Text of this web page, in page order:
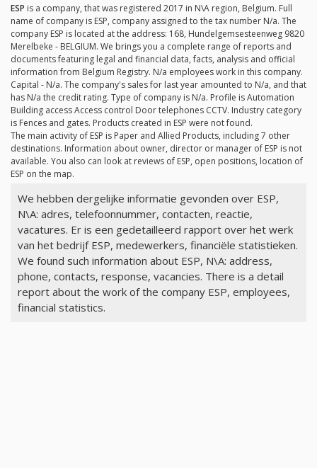
ESP is a company, that was registered 2017 in N\A region, Belgium. Full
name of company is ESP, company assigned to the tax number N/a. The
company ESP is located at the address: 168, Hundelgemsesteenweg 9820
Merelbeke - BELGIUM. We brings you a complete range of reports and
documents featuring legal and financial data, facts, analysis and official
information from Belgium Registry. N/a employees work in this company.
Capital - N/a. The company's sales for last year amounted to N/a, and that
has N/a the credit rating. Type of company is N/a. Profile is Automation
Building access Access control Door telephones CCTV. Industry category
is Fences and gates. Products created in ESP were not found.
The main activity of ESP is Paper and Allied Products, including 7 other
destinations. Information about owner, director or manager of ESP is not
available. You also can look at reviews of ESP, open positions, location of
ESP on the map.
We hebben dergelijke informatie gevonden over ESP,
N\A: adres, telefoonnummer, contacten, reactie,
vacatures. Er is een gedetailleerd rapport over het werk
van het bedrijf ESP, medewerkers, financiële statistieken.
We found such information about ESP, N\A: address,
phone, contacts, response, vacancies. There is a detail
report about the work of the company ESP, employees,
financial statistics.